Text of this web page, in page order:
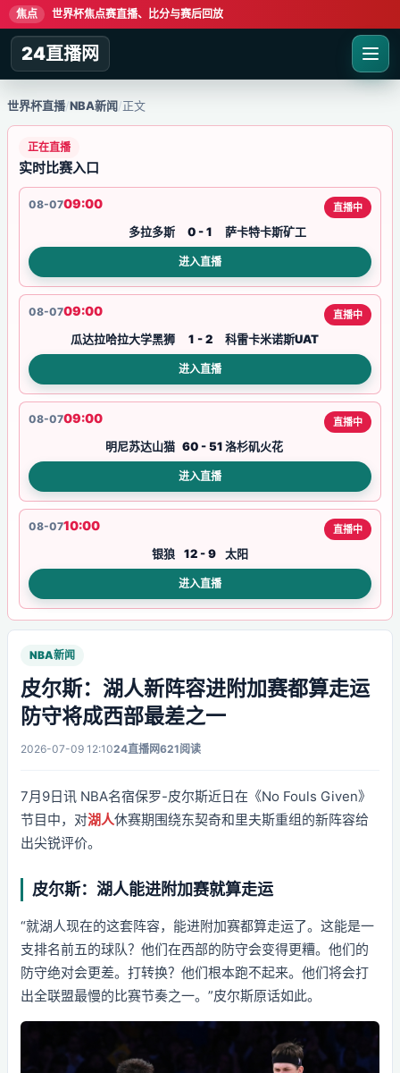
焦点 世界杯焦点赛直播、比分与赛后回放
24直播网
世界杯直播/NBA新闻/正文
正在直播
实时比赛入口
08-0709:00
多拉多斯 0 - 1 萨卡特卡斯矿工
直播中
进入直播
08-0709:00
瓜达拉哈拉大学黑狮 1 - 2 科雷卡米诺斯UAT
直播中
进入直播
08-0709:00
明尼苏达山猫 60 - 51洛杉矶火花
直播中
进入直播
08-0710:00
银狼 12 - 9 太阳
直播中
进入直播
NBA新闻
皮尔斯：湖人新阵容进附加赛都算走运
防守将成西部最差之一
2026-07-09 12:1024直播网621阅读
7月9日讯 NBA名宿保罗-皮尔斯近日在《No Fouls Given》
节目中，对湖人休赛期围绕东契奇和里夫斯重组的新阵容给
出尖锐评价。
皮尔斯：湖人能进附加赛就算走运
“就湖人现在的这套阵容，能进附加赛都算走运了。这能是一
支排名前五的球队？他们在西部的防守会变得更糟。他们的
防守绝对会更差。打转换？他们根本跑不起来。他们将会打
出全联盟最慢的比赛节奏之一。”皮尔斯原话如此。